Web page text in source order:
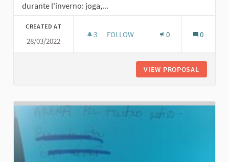
durante l'inverno: joga,...
CREATED AT
28/03/2022
3 3 FOLLOWERS
FOLLOW 0 0
VIEW PROPOSAL